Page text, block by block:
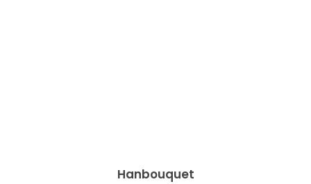
Hanbouquet